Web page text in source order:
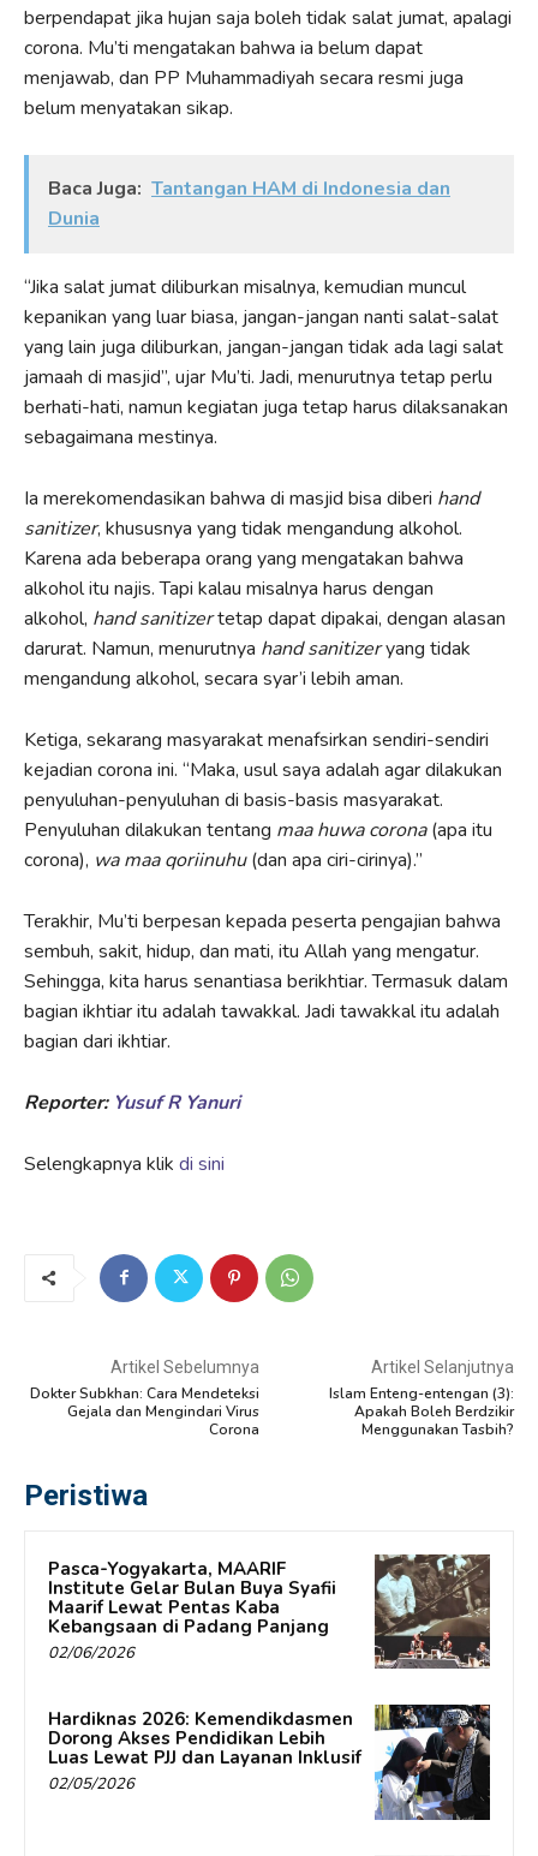
berpendapat jika hujan saja boleh tidak salat jumat, apalagi
corona. Mu’ti mengatakan bahwa ia belum dapat
menjawab, dan PP Muhammadiyah secara resmi juga
belum menyatakan sikap.
Baca Juga: Tantangan HAM di Indonesia dan
Dunia
“Jika salat jumat diliburkan misalnya, kemudian muncul
kepanikan yang luar biasa, jangan-jangan nanti salat-salat
yang lain juga diliburkan, jangan-jangan tidak ada lagi salat
jamaah di masjid”, ujar Mu’ti. Jadi, menurutnya tetap perlu
berhati-hati, namun kegiatan juga tetap harus dilaksanakan
sebagaimana mestinya.
Ia merekomendasikan bahwa di masjid bisa diberi hand
sanitizer, khususnya yang tidak mengandung alkohol.
Karena ada beberapa orang yang mengatakan bahwa
alkohol itu najis. Tapi kalau misalnya harus dengan
alkohol, hand sanitizertetap dapat dipakai, dengan alasan
darurat. Namun, menurutnya hand sanitizeryang tidak
mengandung alkohol, secara syar’i lebih aman.
Ketiga, sekarang masyarakat menafsirkan sendiri-sendiri
kejadian corona ini. “Maka, usul saya adalah agar dilakukan
penyuluhan-penyuluhan di basis-basis masyarakat.
Penyuluhan dilakukan tentang maa huwa corona(apa itu
corona), wa maa qoriinuhu(dan apa ciri-cirinya).”
Terakhir, Mu’ti berpesan kepada peserta pengajian bahwa
sembuh, sakit, hidup, dan mati, itu Allah yang mengatur.
Sehingga, kita harus senantiasa berikhtiar. Termasuk dalam
bagian ikhtiar itu adalah tawakkal. Jadi tawakkal itu adalah
bagian dari ikhtiar.
Reporter: Yusuf R Yanuri
Selengkapnya klik di sini
Artikel Sebelumnya
Dokter Subkhan: Cara Mendeteksi
Gejala dan Mengindari Virus
Corona
Artikel Selanjutnya
Islam Enteng-entengan (3):
Apakah Boleh Berdzikir
Menggunakan Tasbih?
Peristiwa
Pasca-Yogyakarta, MAARIF
Institute Gelar Bulan Buya Syafii
Maarif Lewat Pentas Kaba
Kebangsaan di Padang Panjang
02/06/2026
Hardiknas 2026: Kemendikdasmen
Dorong Akses Pendidikan Lebih
Luas Lewat PJJ dan Layanan Inklusif
02/05/2026